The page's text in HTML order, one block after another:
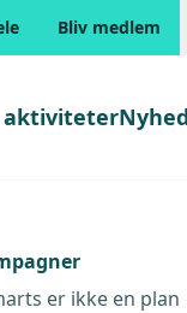
Bliv medlem
direkte til
Gå direkte til
er ikke en plan